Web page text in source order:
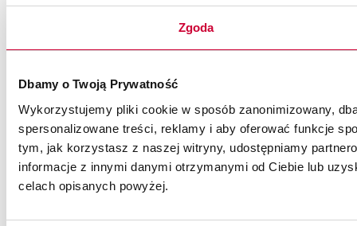
Zgoda
Dbamy o Twoją Prywatność
Wykorzystujemy pliki cookie w sposób zanonimizowany,
spersonalizowane treści, reklamy i aby oferować funkcje
tym, jak korzystasz z naszej witryny, udostępniamy
informacje z innymi danymi otrzymanymi od Ciebie lub
celach opisanych powyżej.